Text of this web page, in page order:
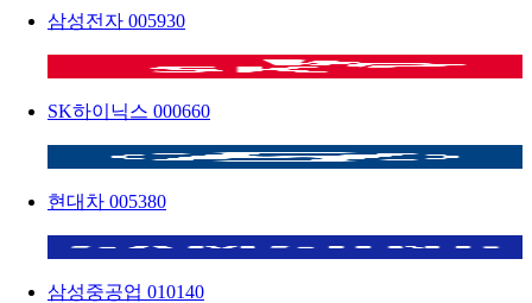
삼성전자 005930
SK하이닉스 000660
현대차 005380
삼성중공업 010140